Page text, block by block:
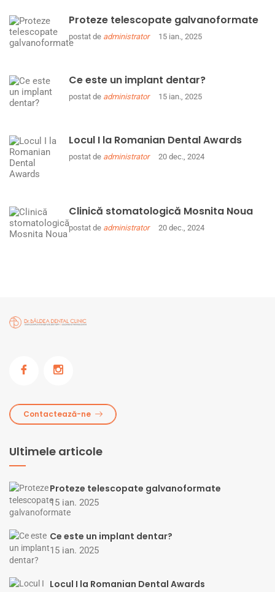
Proteze telescopate galvanoformate
postat de administrator 15 ian., 2025
Ce este un implant dentar?
postat de administrator 15 ian., 2025
Locul I la Romanian Dental Awards
postat de administrator 20 dec., 2024
Clinică stomatologică Mosnita Noua
postat de administrator 20 dec., 2024
Contactează-ne
Ultimele articole
Proteze telescopate galvanoformate
15 ian. 2025
Ce este un implant dentar?
15 ian. 2025
Locul I la Romanian Dental Awards